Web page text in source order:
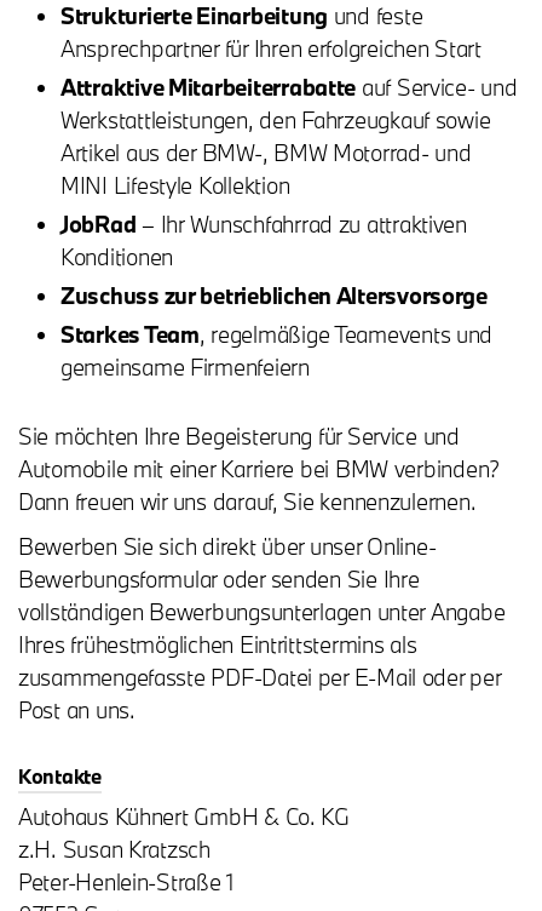
Strukturierte Einarbeitung und feste
Ansprechpartner für Ihren erfolgreichen Start
Attraktive Mitarbeiterrabatte auf Service- und
Werkstattleistungen, den Fahrzeugkauf sowie
Artikel aus der BMW-, BMW Motorrad- und
MINI Lifestyle Kollektion
JobRad – Ihr Wunschfahrrad zu attraktiven
Konditionen
Zuschuss zur betrieblichen Altersvorsorge
Starkes Team, regelmäßige Teamevents und
gemeinsame Firmenfeiern
Sie möchten Ihre Begeisterung für Service und
Automobile mit einer Karriere bei BMW verbinden?
Dann freuen wir uns darauf, Sie kennenzulernen.
Bewerben Sie sich direkt über unser Online-
Bewerbungsformular oder senden Sie Ihre
vollständigen Bewerbungsunterlagen unter Angabe
Ihres frühestmöglichen Eintrittstermins als
zusammengefasste PDF-Datei per E-Mail oder per
Post an uns.
Kontakte
Autohaus Kühnert GmbH & Co. KG
z.H. Susan Kratzsch
Peter-Henlein-Straße 1